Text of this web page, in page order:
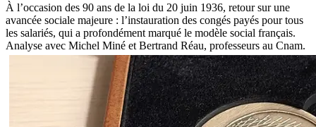
À l’occasion des 90 ans de la loi du 20 juin 1936, retour sur une
avancée sociale majeure : l’instauration des congés payés pour tous
les salariés, qui a profondément marqué le modèle social français.
Analyse avec Michel Miné et Bertrand Réau, professeurs au Cnam.